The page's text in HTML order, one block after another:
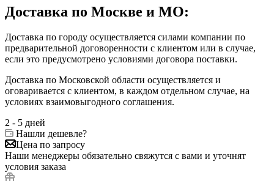
Доставка по Москве и МО:
Доставка по городу осуществляется силами компании по
предварительной договоренности с клиентом или в случае,
если это предусмотрено условиями договора поставки.
Доставка по Московской области осуществляется и
оговаривается с клиентом, в каждом отдельном случае, на
условиях взаимовыгодного соглашения.
2 - 5 дней
Нашли дешевле?
Цена по запросу
Наши менеджеры обязательно свяжутся с вами и уточнят
условия заказа